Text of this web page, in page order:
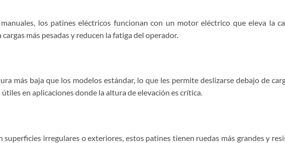
los patines eléctricos funcionan con un motor eléctrico que eleva la
más pesadas y reducen la fatiga del operador.
más baja que los modelos estándar, lo que les permite deslizarse debajo de
en aplicaciones donde la altura de elevación es crítica.
superficies irregulares o exteriores, estos patines tienen ruedas más grandes y